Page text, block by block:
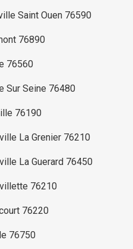
Saint Ouen 76590
76890
76560
Sur Seine 76480
76190
La Grenier 76210
La Guerard 76450
76210
76220
76750